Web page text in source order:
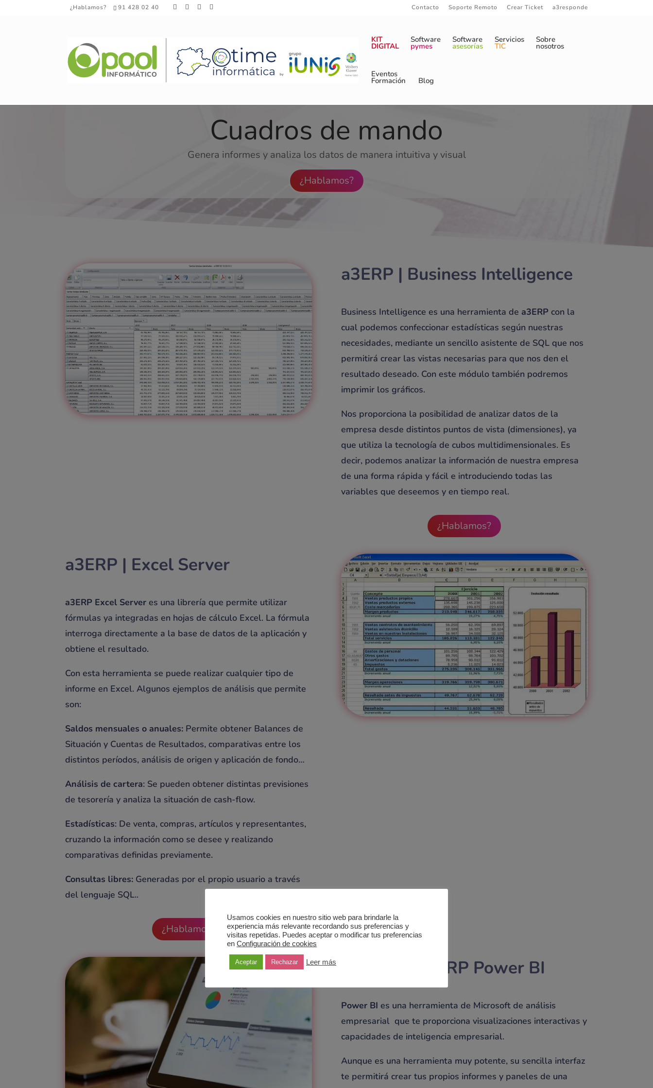
¿Hablamos? 91 428 02 40 Contacto Soporte Remoto Crear Ticket a3responde
KIT
DIGITAL
Software
pymes
Software
asesorías
Servicios
TIC
Sobre
nosotros
Eventos
Formación Blog
Cuadros de mando
Genera informes y analiza los datos de manera intuitiva y visual
¿Hablamos?
a3ERP | Business Intelligence
Business Intelligence es una herramienta de a3ERP con la
cual podemos confeccionar estadísticas según nuestras
necesidades, mediante un sencillo asistente de SQL que nos
permitirá crear las vistas necesarias para que nos den el
resultado deseado. Con este módulo también podremos
imprimir los gráficos.
Nos proporciona la posibilidad de analizar datos de la
empresa desde distintos puntos de vista (dimensiones), ya
que utiliza la tecnología de cubos multidimensionales. Es
decir, podemos analizar la información de nuestra empresa
de una forma rápida y fácil e introduciendo todas las
variables que deseemos y en tiempo real.
¿Hablamos?
a3ERP | Excel Server
a3ERP Excel Server es una librería que permite utilizar
fórmulas ya integradas en hojas de cálculo Excel. La fórmula
interroga directamente a la base de datos de la aplicación y
obtiene el resultado.
Con esta herramienta se puede realizar cualquier tipo de
informe en Excel. Algunos ejemplos de análisis que permite
son:
Saldos mensuales o anuales: Permite obtener Balances de
Situación y Cuentas de Resultados, comparativas entre los
distintos períodos, análisis de origen y aplicación de fondo…
Análisis de cartera: Se pueden obtener distintas previsiones
de tesorería y analiza la situación de cash-flow.
Estadísticas: De venta, compras, artículos y representantes,
cruzando la información como se desee y realizando
comparativas definidas previamente.
Consultas libres: Generadas por el propio usuario a través
del lenguaje SQL..
¿Hablamos?
Conector a3ERP Power BI
Power BI es una herramienta de Microsoft de análisis
empresarial que te proporciona visualizaciones interactivas y
capacidades de inteligencia empresarial.
Aunque es una herramienta muy potente, su sencilla interfaz
te permitirá crear tus propios informes y paneles de una
Usamos cookies en nuestro sitio web para brindarle la
experiencia más relevante recordando sus preferencias y
visitas repetidas. Puedes aceptar o modificar tus preferencias
en Configuración de cookies
Aceptar Rechazar Leer más